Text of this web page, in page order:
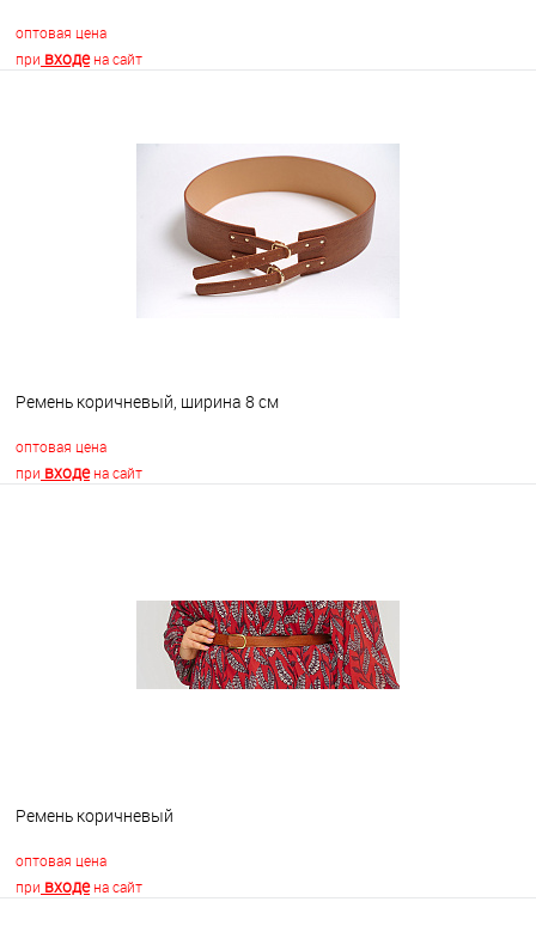
оптовая цена
при входена сайт
В наличии
Ремень коричневый, ширина 8 см
оптовая цена
при входена сайт
В наличии
Ремень коричневый
оптовая цена
при входена сайт